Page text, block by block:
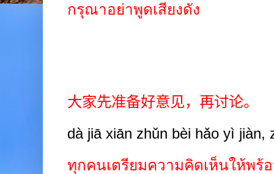
กรุณาอย่าพูดเสียงดัง
大家先准备好意见，再讨论。
dà jiā xiān zhǔn bèi hǎo yì jiàn,
ทุกคนเตรียมความคิดเห็นให้พร้